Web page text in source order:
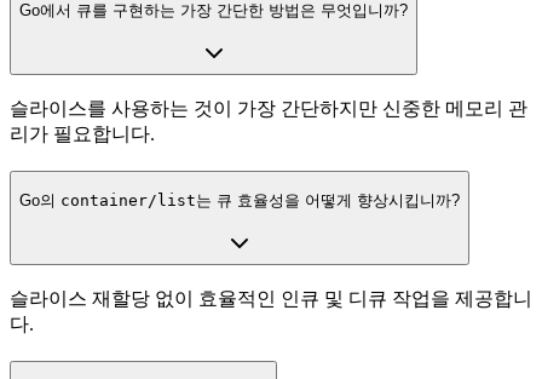
Go에서 큐를 구현하는 가장 간단한 방법은 무엇입니까?
슬라이스를 사용하는 것이 가장 간단하지만 신중한 메모리 관
리가 필요합니다.
Go의 container/list는 큐 효율성을 어떻게 향상시킵니까?
슬라이스 재할당 없이 효율적인 인큐 및 디큐 작업을 제공합니
다.